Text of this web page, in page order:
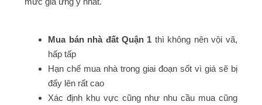
Mua bán nhà đất Quận 1 thì không nên vội vã,
hấp tấp
Hạn chế mua nhà trong giai đoạn sốt vì giá sẽ bị
đẩy lên rất cao
Xác định khu vực cũng như nhu cầu mua cũng